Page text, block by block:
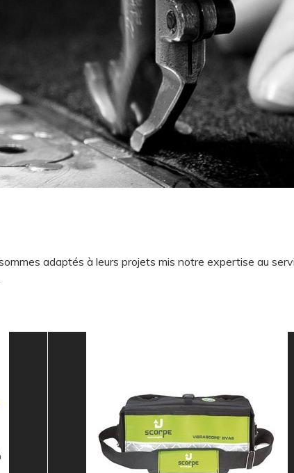
adaptés à leurs projets mis notre expertise au